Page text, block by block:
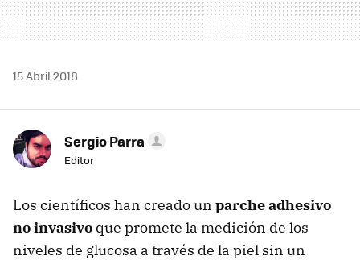
15 Abril 2018
Sergio Parra
Editor
Los científicos han creado un parche adhesivo
no invasivo que promete la medición de los
niveles de glucosa a través de la piel sin un